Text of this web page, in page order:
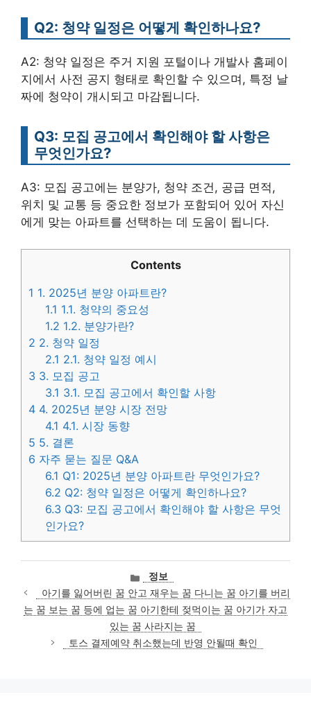
Q2: 청약 일정은 어떻게 확인하나요?
A2: 청약 일정은 주거 지원 포털이나 개발사 홈페이
지에서 사전 공지 형태로 확인할 수 있으며, 특정 날
짜에 청약이 개시되고 마감됩니다.
Q3: 모집 공고에서 확인해야 할 사항은
무엇인가요?
A3: 모집 공고에는 분양가, 청약 조건, 공급 면적,
위치 및 교통 등 중요한 정보가 포함되어 있어 자신
에게 맞는 아파트를 선택하는 데 도움이 됩니다.
Contents
1 1. 2025년 분양 아파트란?
1.1 1.1. 청약의 중요성
1.2 1.2. 분양가란?
2 2. 청약 일정
2.1 2.1. 청약 일정 예시
3 3. 모집 공고
3.1 3.1. 모집 공고에서 확인할 사항
4 4. 2025년 분양 시장 전망
4.1 4.1. 시장 동향
5 5. 결론
6 자주 묻는 질문 Q&A
6.1 Q1: 2025년 분양 아파트란 무엇인가요?
6.2 Q2: 청약 일정은 어떻게 확인하나요?
6.3 Q3: 모집 공고에서 확인해야 할 사항은 무엇
인가요?
카
테
고
리
정보
아기를 잃어버린 꿈 안고 재우는 꿈 다니는 꿈 아기를 버리
는 꿈 보는 꿈 등에 업는 꿈 아기한테 젖먹이는 꿈 아기가 자고
있는 꿈 사라지는 꿈
토스 결제예약 취소했는데 반영 안될때 확인